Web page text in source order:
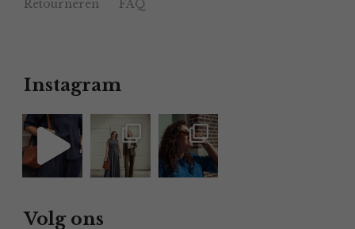
Retourneren FAQ
Instagram
Volg ons